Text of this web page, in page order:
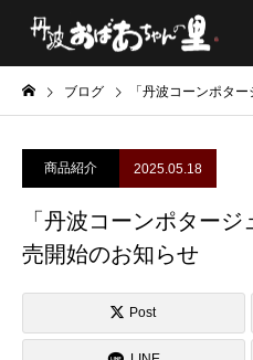
ブログ 「丹波コーンポター
商品紹介 2025.05.18
「丹波コーンポター
売開始のお知らせ
Post